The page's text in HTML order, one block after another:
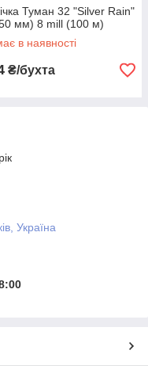
Туман 32 "Silver Rain"
мм) 8 mill (100 м)
в наявності
₴/бухта
Україна